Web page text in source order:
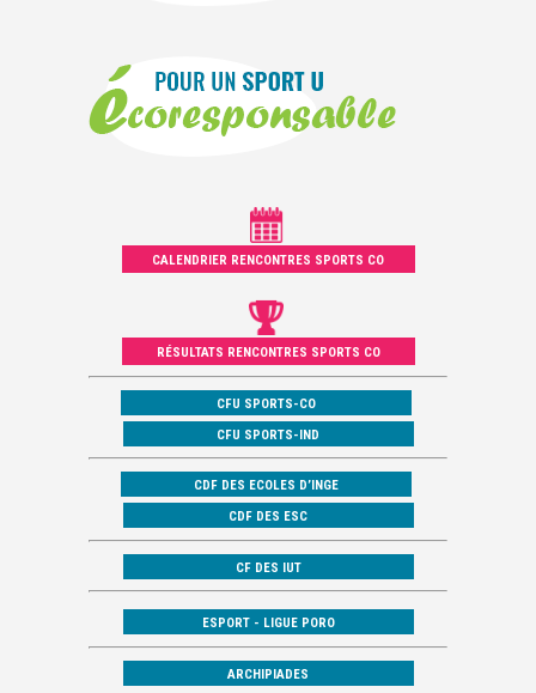
CALENDRIER RENCONTRES SPORTS CO
RÉSULTATS RENCONTRES SPORTS CO
CFU SPORTS-CO
CFU SPORTS-IND
CDF DES ECOLES D’INGE
CDF DES ESC
CF DES IUT
ESPORT - LIGUE PORO
ARCHIPIADES